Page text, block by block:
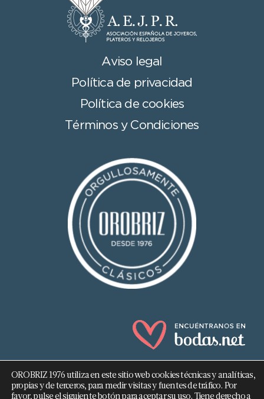
Aviso legal
Política de privacidad
Política de cookies
Términos y Condiciones
OROBRIZ 1976 utiliza en este sitio web cookies técnicas y analíticas,
propias y de terceros, para medir visitas y fuentes de tráfico. Por
favor, pulse el siguiente botón para aceptar su uso. Tiene derecho a